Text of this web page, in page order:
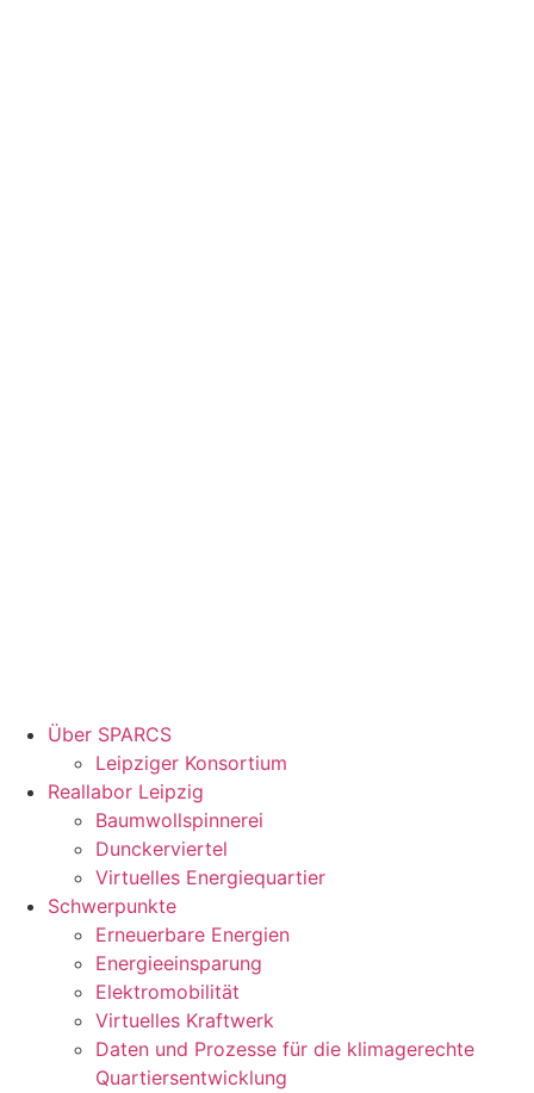
Über SPARCS
Leipziger Konsortium
Reallabor Leipzig
Baumwollspinnerei
Dunckerviertel
Virtuelles Energiequartier
Schwerpunkte
Erneuerbare Energien
Energieeinsparung
Elektromobilität
Virtuelles Kraftwerk
Daten und Prozesse für die klimagerechte
Quartiersentwicklung